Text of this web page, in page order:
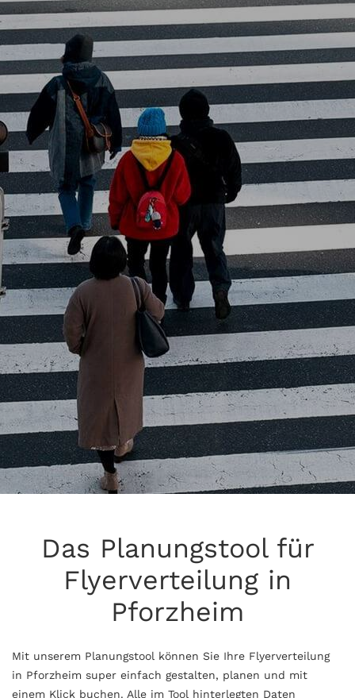
Das Planungstool für
Flyerverteilung in
Pforzheim
Mit unserem Planungstool können Sie Ihre Flyerverteilung
in Pforzheim super einfach gestalten, planen und mit
einem Klick buchen. Alle im Tool hinterlegten Daten